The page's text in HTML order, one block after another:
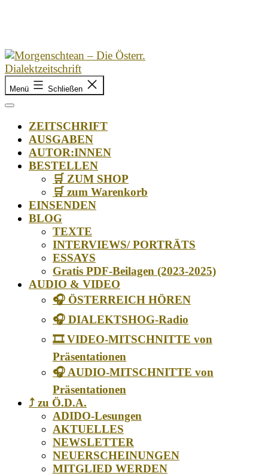
Morgenschtean
–
Die
Österr.
Dialektzeitschrift
Menü Schließen
ZEITSCHRIFT
AUSGABEN
AUTOR:INNEN
BESTELLEN
🛒 ZUM SHOP
🛒 zum Warenkorb
EINSENDEN
BLOG
TEXTE
INTERVIEWS/ PORTRÄTS
ESSAYS
Gratis PDF-Beilagen (2023-2025)
AUDIO & VIDEO
🎧 ÖSTERREICH HÖREN
🎧 DIALEKTSHOG-Radio
🎞️ VIDEO-MITSCHNITTE von
Präsentationen
🎧 AUDIO-MITSCHNITTE von
Präsentationen
⤴️ zu Ö.D.A.
ADIDO-Lesungen
AKTUELLES
NEWSLETTER
NEUERSCHEINUNGEN
MITGLIED WERDEN